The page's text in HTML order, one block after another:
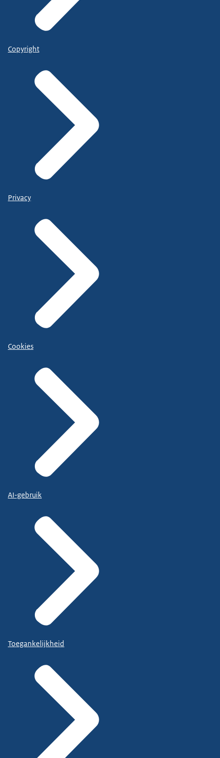
Copyright
Privacy
Cookies
AI-gebruik
Toegankelijkheid